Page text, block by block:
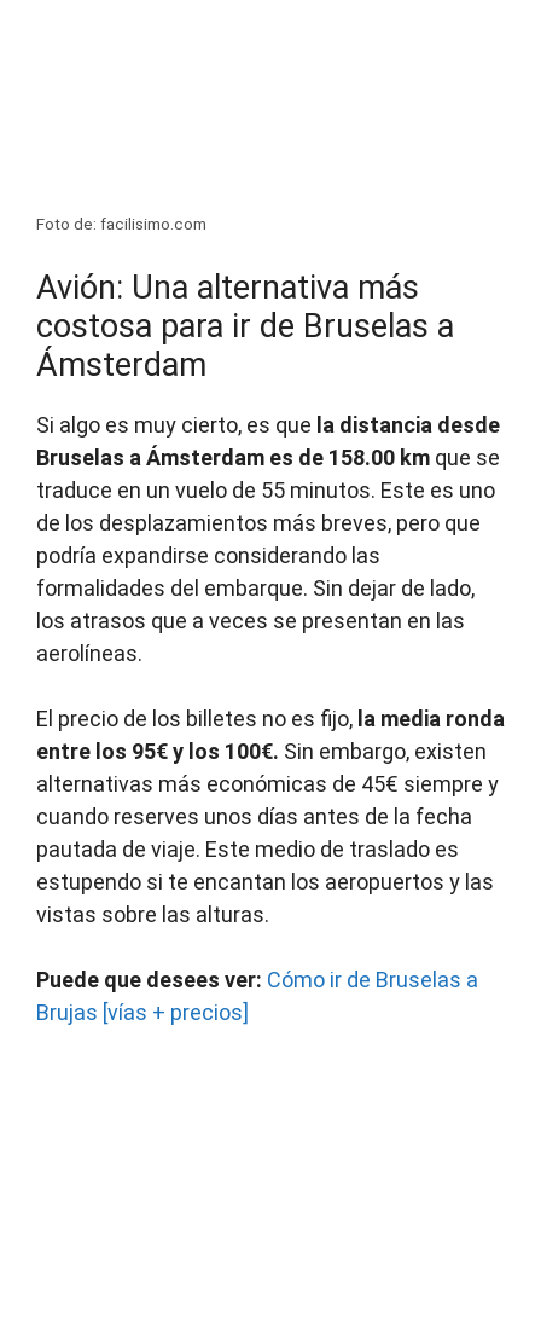
Foto de: facilisimo.com
Avión: Una alternativa más
costosa para ir de Bruselas a
Ámsterdam
Si algo es muy cierto, es que la distancia desde
Bruselas a Ámsterdam es de 158.00 km que se
traduce en un vuelo de 55 minutos. Este es uno
de los desplazamientos más breves, pero que
podría expandirse considerando las
formalidades del embarque. Sin dejar de lado,
los atrasos que a veces se presentan en las
aerolíneas.
El precio de los billetes no es fijo, la media ronda
entre los 95€ y los 100€. Sin embargo, existen
alternativas más económicas de 45€ siempre y
cuando reserves unos días antes de la fecha
pautada de viaje. Este medio de traslado es
estupendo si te encantan los aeropuertos y las
vistas sobre las alturas.
Puede que desees ver: Cómo ir de Bruselas a
Brujas [vías + precios]